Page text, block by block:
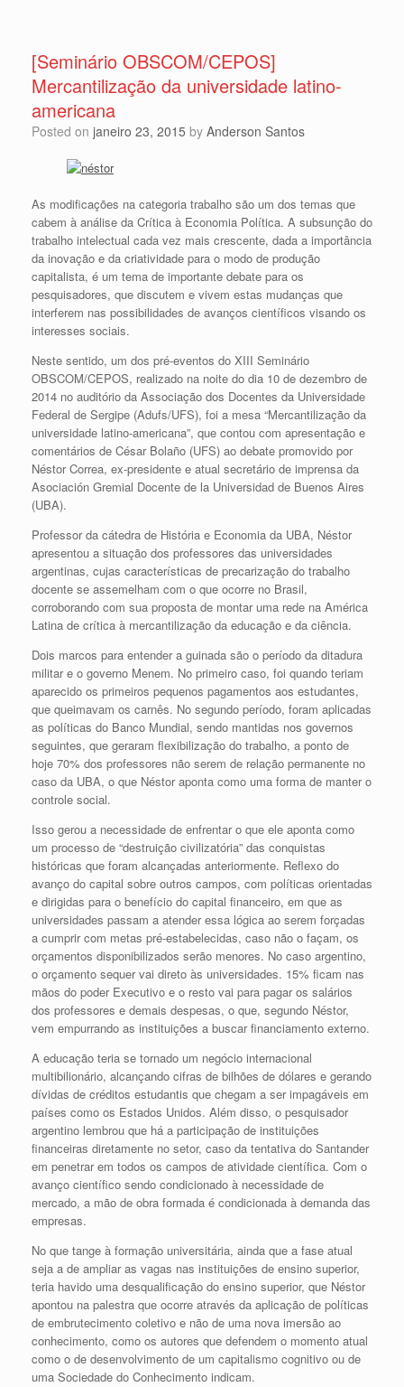
[Seminário OBSCOM/CEPOS]
Mercantilização da universidade latino-
americana
Posted on janeiro 23, 2015 by Anderson Santos
As modificações na categoria trabalho são um dos temas que
cabem à análise da Crítica à Economia Política. A subsunção do
trabalho intelectual cada vez mais crescente, dada a importância
da inovação e da criatividade para o modo de produção
capitalista, é um tema de importante debate para os
pesquisadores, que discutem e vivem estas mudanças que
interferem nas possibilidades de avanços científicos visando os
interesses sociais.
Neste sentido, um dos pré-eventos do XIII Seminário
OBSCOM/CEPOS, realizado na noite do dia 10 de dezembro de
2014 no auditório da Associação dos Docentes da Universidade
Federal de Sergipe (Adufs/UFS), foi a mesa “Mercantilização da
universidade latino-americana”, que contou com apresentação e
comentários de César Bolaño (UFS) ao debate promovido por
Néstor Correa, ex-presidente e atual secretário de imprensa da
Asociación Gremial Docente de la Universidad de Buenos Aires
(UBA).
Professor da cátedra de História e Economia da UBA, Néstor
apresentou a situação dos professores das universidades
argentinas, cujas características de precarização do trabalho
docente se assemelham com o que ocorre no Brasil,
corroborando com sua proposta de montar uma rede na América
Latina de crítica à mercantilização da educação e da ciência.
Dois marcos para entender a guinada são o período da ditadura
militar e o governo Menem. No primeiro caso, foi quando teriam
aparecido os primeiros pequenos pagamentos aos estudantes,
que queimavam os carnês. No segundo período, foram aplicadas
as políticas do Banco Mundial, sendo mantidas nos governos
seguintes, que geraram flexibilização do trabalho, a ponto de
hoje 70% dos professores não serem de relação permanente no
caso da UBA, o que Néstor aponta como uma forma de manter o
controle social.
Isso gerou a necessidade de enfrentar o que ele aponta como
um processo de “destruição civilizatória” das conquistas
históricas que foram alcançadas anteriormente. Reflexo do
avanço do capital sobre outros campos, com políticas orientadas
e dirigidas para o benefício do capital financeiro, em que as
universidades passam a atender essa lógica ao serem forçadas
a cumprir com metas pré-estabelecidas, caso não o façam, os
orçamentos disponibilizados serão menores. No caso argentino,
o orçamento sequer vai direto às universidades. 15% ficam nas
mãos do poder Executivo e o resto vai para pagar os salários
dos professores e demais despesas, o que, segundo Néstor,
vem empurrando as instituições a buscar financiamento externo.
A educação teria se tornado um negócio internacional
multibilionário, alcançando cifras de bilhões de dólares e gerando
dívidas de créditos estudantis que chegam a ser impagáveis em
países como os Estados Unidos. Além disso, o pesquisador
argentino lembrou que há a participação de instituições
financeiras diretamente no setor, caso da tentativa do Santander
em penetrar em todos os campos de atividade científica. Com o
avanço científico sendo condicionado à necessidade de
mercado, a mão de obra formada é condicionada à demanda das
empresas.
No que tange à formação universitária, ainda que a fase atual
seja a de ampliar as vagas nas instituições de ensino superior,
teria havido uma desqualificação do ensino superior, que Néstor
apontou na palestra que ocorre através da aplicação de políticas
de embrutecimento coletivo e não de uma nova imersão ao
conhecimento, como os autores que defendem o momento atual
como o de desenvolvimento de um capitalismo cognitivo ou de
uma Sociedade do Conhecimento indicam.